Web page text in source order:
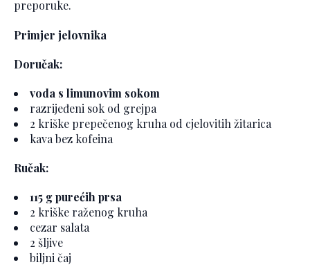
preporuke.
Primjer jelovnika
Doručak:
voda s limunovim sokom
razrijeđeni sok od grejpa
2 kriške prepečenog kruha od cjelovitih žitarica
kava bez kofeina
Ručak:
115 g purećih prsa
2 kriške raženog kruha
cezar salata
2 šljive
biljni čaj